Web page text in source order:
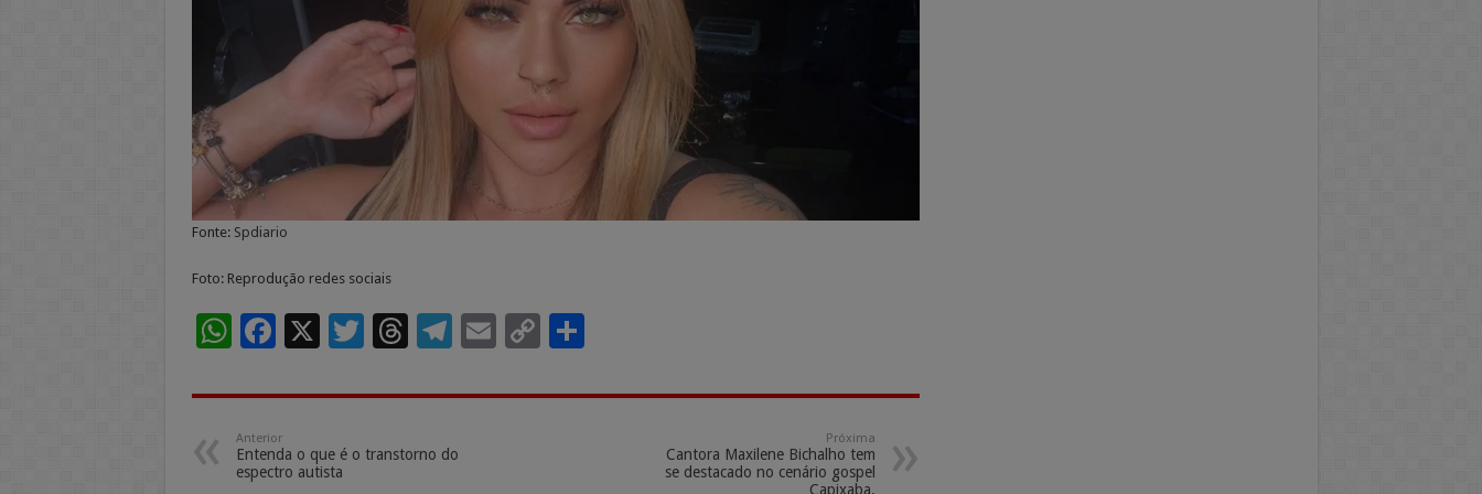
Fonte: Spdiario
Foto: Reprodução redes sociais
W
at
sA
p
F
e
b
o
X T
tt
T
re
ds
T
e
a
E
ai
C
p
S
ar
Anterior
Entenda o que é o transtorno do
espectro autista
Próxima
Cantora Maxilene Bichalho tem
se destacado no cenário gospel
Capixaba.